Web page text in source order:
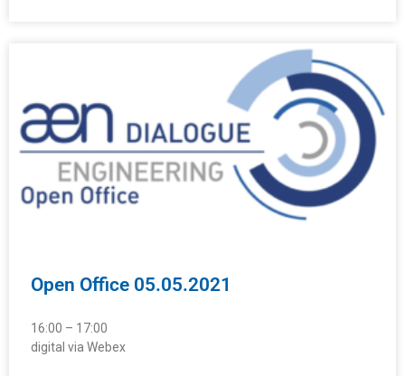
Open Office 05.05.2021
16:00 – 17:00
digital via Webex